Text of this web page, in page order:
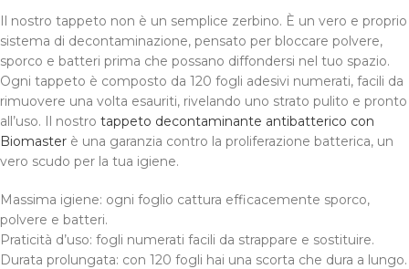
Il nostro tappeto non è un semplice zerbino. È un vero e proprio
sistema di decontaminazione, pensato per bloccare polvere,
sporco e batteri prima che possano diffondersi nel tuo spazio.
Ogni tappeto è composto da 120 fogli adesivi numerati, facili da
rimuovere una volta esauriti, rivelando uno strato pulito e pronto
all’uso. Il nostro tappeto decontaminante antibatterico con
Biomaster è una garanzia contro la proliferazione batterica, un
vero scudo per la tua igiene.
Massima igiene: ogni foglio cattura efficacemente sporco,
polvere e batteri.
Praticità d’uso: fogli numerati facili da strappare e sostituire.
Durata prolungata: con 120 fogli hai una scorta che dura a lungo.